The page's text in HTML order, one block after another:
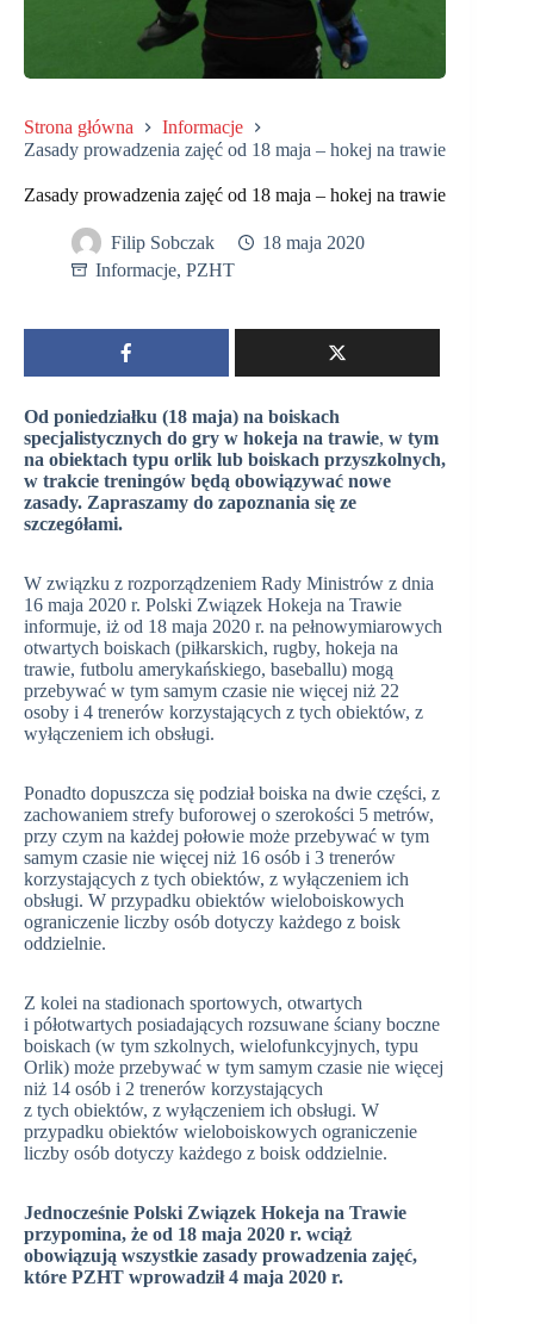
Strona główna
Informacje
Zasady prowadzenia zajęć od 18 maja – hokej na trawie
Zasady prowadzenia zajęć od 18 maja – hokej na trawie
Filip Sobczak
18 maja 2020
Informacje, PZHT
Od poniedziałku (18 maja) na boiskach
specjalistycznych do gry w hokeja na trawie, w tym
na obiektach typu orlik lub boiskach przyszkolnych,
w trakcie treningów będą obowiązywać nowe
zasady. Zapraszamy do zapoznania się ze
szczegółami.
W związku z rozporządzeniem Rady Ministrów z dnia
16 maja 2020 r. Polski Związek Hokeja na Trawie
informuje, iż od 18 maja 2020 r. na pełnowymiarowych
otwartych boiskach (piłkarskich, rugby, hokeja na
trawie, futbolu amerykańskiego, baseballu) mogą
przebywać w tym samym czasie nie więcej niż 22
osoby i 4 trenerów korzystających z tych obiektów, z
wyłączeniem ich obsługi.
Ponadto dopuszcza się podział boiska na dwie części, z
zachowaniem strefy buforowej o szerokości 5 metrów,
przy czym na każdej połowie może przebywać w tym
samym czasie nie więcej niż 16 osób i 3 trenerów
korzystających z tych obiektów, z wyłączeniem ich
obsługi. W przypadku obiektów wieloboiskowych
ograniczenie liczby osób dotyczy każdego z boisk
oddzielnie.
Z kolei na stadionach sportowych, otwartych
i półotwartych posiadających rozsuwane ściany boczne
boiskach (w tym szkolnych, wielofunkcyjnych, typu
Orlik) może przebywać w tym samym czasie nie więcej
niż 14 osób i 2 trenerów korzystających
z tych obiektów, z wyłączeniem ich obsługi. W
przypadku obiektów wieloboiskowych ograniczenie
liczby osób dotyczy każdego z boisk oddzielnie.
Jednocześnie Polski Związek Hokeja na Trawie
przypomina, że od 18 maja 2020 r. wciąż
obowiązują wszystkie zasady prowadzenia zajęć,
które PZHT wprowadził 4 maja 2020 r.